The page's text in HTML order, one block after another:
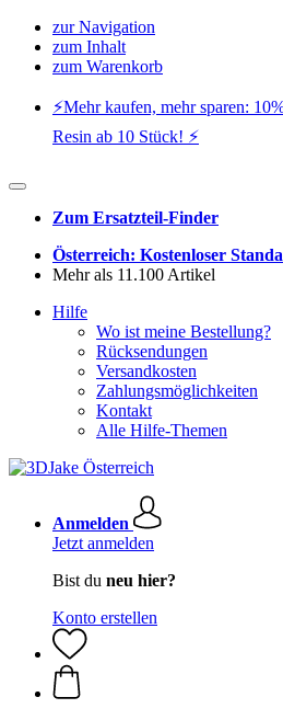
zur Navigation
zum Inhalt
zum Warenkorb
⚡️Mehr kaufen, mehr sparen:
Resin ab 10 Stück! ⚡️
Zum Ersatzteil-Finder
Österreich: Kostenloser
Mehr als 11.100 Artikel
Hilfe
Wo ist meine Bestellung?
Rücksendungen
Versandkosten
Zahlungsmöglichkeiten
Kontakt
Alle Hilfe-Themen
Anmelden
Jetzt anmelden
Bist du neu hier?
Konto erstellen